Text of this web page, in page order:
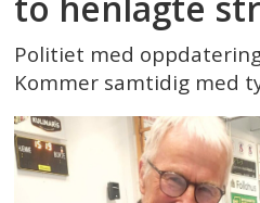
Politiet med
Kommer samtidig med